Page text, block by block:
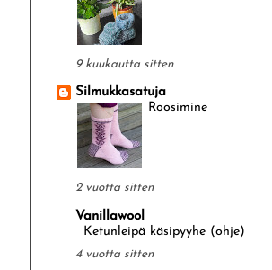
9 kuukautta sitten
Silmukkasatuja
Roosimine
2 vuotta sitten
Vanillawool
Ketunleipä käsipyyhe (ohje)
4 vuotta sitten